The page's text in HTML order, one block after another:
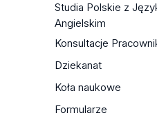
Ważne
Seminaria
Magisterskie
Programy
zagadnienia
Sekretariat
Plany zajęć
Programy
Praktyki
Seminaria
Studia Polskie z
Angielskim
Plany zajęć
Programy studiów
Programy
Konsultacje
Dziekanat
Koła naukowe
Formularze